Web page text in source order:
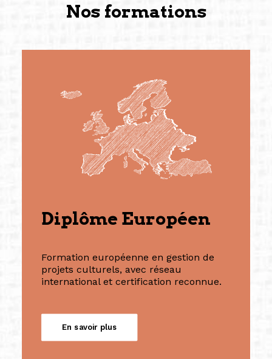
Nos formations
Diplôme Européen
Formation européenne en gestion de
projets culturels, avec réseau
international et certification reconnue.
En savoir plus